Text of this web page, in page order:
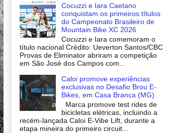
Cocuzzi e Iara Caetano
conquistam os primeiros títulos
do Campeonato Brasileiro de
Mountain Bike XC 2026
Cocuzzi e Iara comemoram o
título nacional Crédito: Ueverton Santos/CBC
Provas de Eliminator abriram a competição
em São José dos Campos com...
Caloi promove experiências
exclusivas no Desafio Brou E-
Bikes, em Casa Branca (MG)
Marca promove test rides de
bicicletas elétricas, incluindo a
recém-lançada Caloi E-Vibe Lift, durante a
etapa mineira do primeiro circuit...